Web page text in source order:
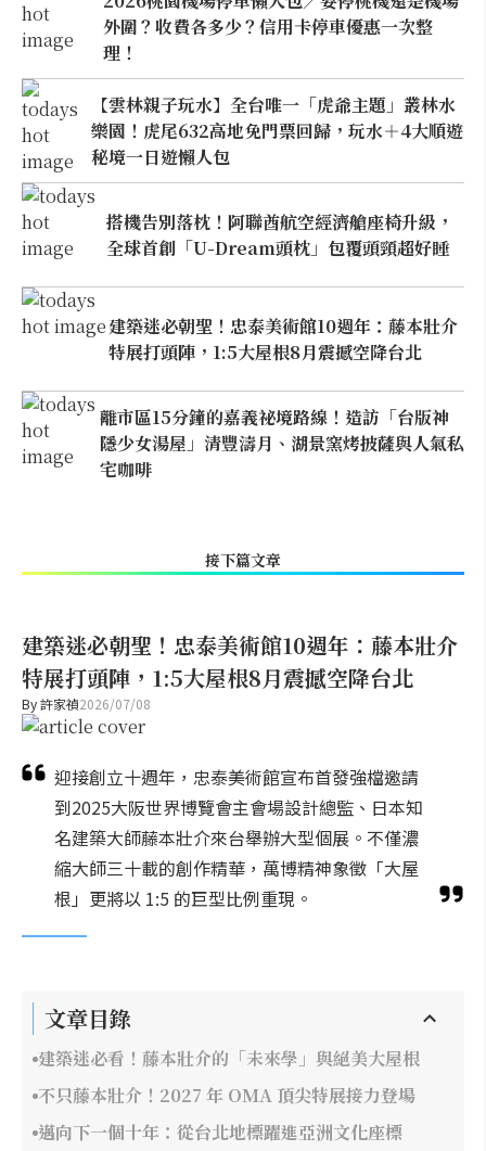
外圍？收費各多少？信用卡停車優惠一次整
理！
【雲林親子玩水】全台唯一「虎爺主題」叢林水
樂園！虎尾632高地免門票回歸，玩水＋4大順遊
秘境一日遊懶人包
搭機告別落枕！阿聯酋航空經濟艙座椅升級，
全球首創「U-Dream頭枕」包覆頭頸超好睡
建築迷必朝聖！忠泰美術館10週年：藤本壯介
特展打頭陣，1:5大屋根8月震撼空降台北
離市區15分鐘的嘉義祕境路線！造訪「台版神
隱少女湯屋」清豐濤月、湖景窯烤披薩與人氣私
宅咖啡
接下篇文章
建築迷必朝聖！忠泰美術館10週年：藤本壯介
特展打頭陣，1:5大屋根8月震撼空降台北
By許家禎2026/07/08
迎接創立十週年，忠泰美術館宣布首發強檔邀請
到2025大阪世界博覽會主會場設計總監、日本知
名建築大師藤本壯介來台舉辦大型個展。不僅濃
縮大師三十載的創作精華，萬博精神象徵「大屋
根」更將以 1:5 的巨型比例重現。
文章目錄
建築迷必看！藤本壯介的「未來學」與絕美大屋根
不只藤本壯介！2027 年 OMA 頂尖特展接力登場
邁向下一個十年：從台北地標躍進亞洲文化座標